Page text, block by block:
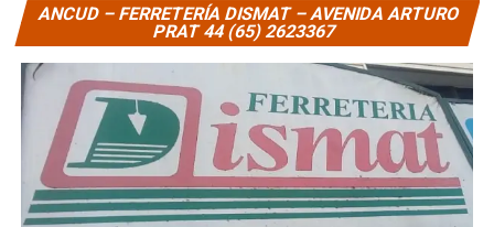
ANCUD – FERRETERÍA DISMAT – AVENIDA ARTURO
PRAT 44 (65) 2623367